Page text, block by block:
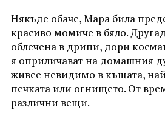
Някъде обаче, Мара била
красиво момиче в бяло.
облечена в дрипи, дори
я оприличават на домашния
живее невидимо в къщата,
печката или огнището. От
различни вещи.